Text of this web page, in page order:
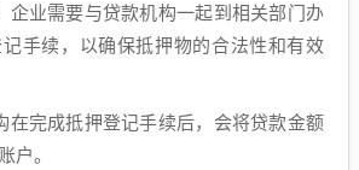
企业需要与贷款机构一起到相关部门办
手续，以确保抵押物的合法性和有效
在完成抵押登记手续后，会将贷款金额
户。